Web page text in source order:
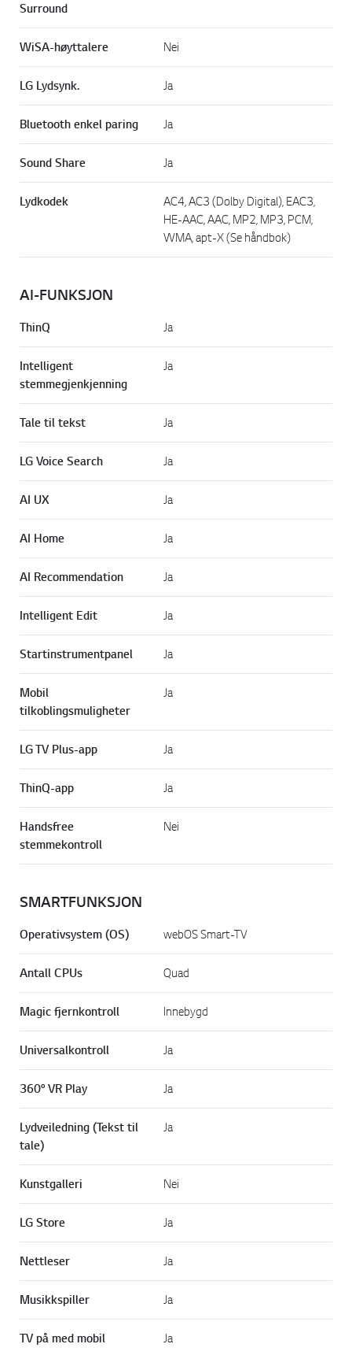
Surround
WiSA-høyttalere Nei
LG Lydsynk. Ja
Bluetooth enkel paring Ja
Sound Share Ja
Lydkodek
AC4, AC3 (Dolby Digital), EAC3,
HE-AAC, AAC, MP2, MP3, PCM,
WMA, apt-X (Se håndbok)
AI-FUNKSJON
ThinQ Ja
Intelligent
stemmegjenkjenning
Ja
Tale til tekst Ja
LG Voice Search Ja
AI UX Ja
AI Home Ja
AI Recommendation Ja
Intelligent Edit Ja
Startinstrumentpanel Ja
Mobil
tilkoblingsmuligheter
Ja
LG TV Plus-app Ja
ThinQ-app Ja
Handsfree
stemmekontroll
Nei
SMARTFUNKSJON
Operativsystem (OS) webOS Smart-TV
Antall CPUs Quad
Magic fjernkontroll Innebygd
Universalkontroll Ja
360° VR Play Ja
Lydveiledning (Tekst til
tale)
Ja
Kunstgalleri Nei
LG Store Ja
Nettleser Ja
Musikkspiller Ja
TV på med mobil Ja